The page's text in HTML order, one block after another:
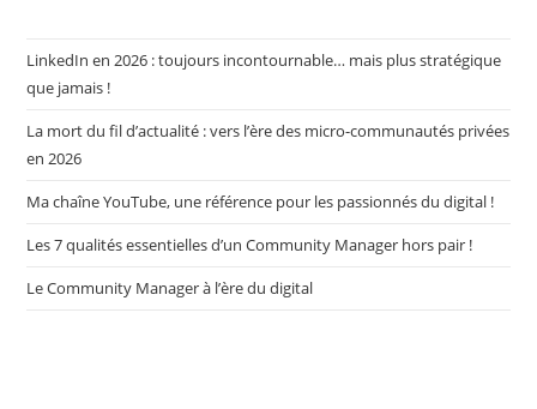
LinkedIn en 2026 : toujours incontournable… mais plus stratégique
que jamais !
La mort du fil d’actualité : vers l’ère des micro-communautés privées
en 2026
Ma chaîne YouTube, une référence pour les passionnés du digital !
Les 7 qualités essentielles d’un Community Manager hors pair !
Le Community Manager à l’ère du digital